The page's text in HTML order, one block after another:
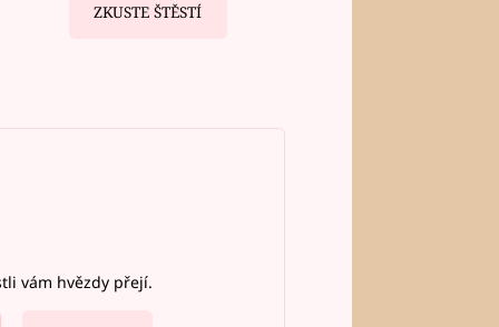
ZKUSTE ŠTĚSTÍ
vám hvězdy přejí.